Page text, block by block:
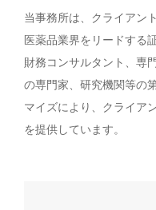
当事務所は、クライアン
医薬品業界をリードする
財務コンサルタント、専
の専門家、研究機関等の
マイズにより、クライア
を提供しています。